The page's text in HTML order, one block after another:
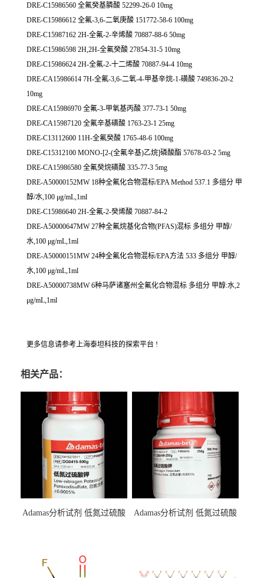
DRE-C15986560 全氟癸基膦酸 52299-26-0 10mg
DRE-C15986612 全氟-3,6-二氧庚酸 151772-58-6 100mg
DRE-C15987162 2H-全氟-2-辛烯酸 70887-88-6 50mg
DRE-C15986598 2H,2H-全氟癸酸 27854-31-5 10mg
DRE-C15986624 2H-全氟-2-十二烯酸 70887-94-4 10mg
DRE-CA15986614 7H-全氟-3,6-二氧-4-甲基辛烷-1-磺酸 749836-20-2
10mg
DRE-CA15986970 全氟-3-甲氧基丙酸 377-73-1 50mg
DRE-CA15987120 全氟辛基磺酸 1763-23-1 25mg
DRE-C13112600 11H-全氟癸酸 1765-48-6 100mg
DRE-C15312100 MONO-[2-(全氟辛基)乙烷]磷酸酯 57678-03-2 5mg
DRE-CA15986580 全氟癸烷磺酸 335-77-3 5mg
DRE-A50000152MW 18种全氟化合物混标/EPA Method 537.1 多组分 甲
醇/水,100 μg/mL,1ml
DRE-C15986640 2H-全氟-2-癸烯酸 70887-84-2
DRE-A50000647MW 27种全氟烷基化合物(PFAS)混标 多组分 甲醇/
水,100 μg/mL,1ml
DRE-A50000151MW 24种全氟化合物混标/EPA方法 533 多组分 甲醇/
水,100 μg/mL,1ml
DRE-A50000738MW 6种马萨诸塞州全氟化合物混标 多组分 甲醇:水,2
μg/mL,1ml
更多信息请参考上海泰坦科技的探索平台 !
相关产品：
Adamas分析试剂 低氮过硫酸
（泰坦现货供应）
Adamas分析试剂 低氮过硫酸